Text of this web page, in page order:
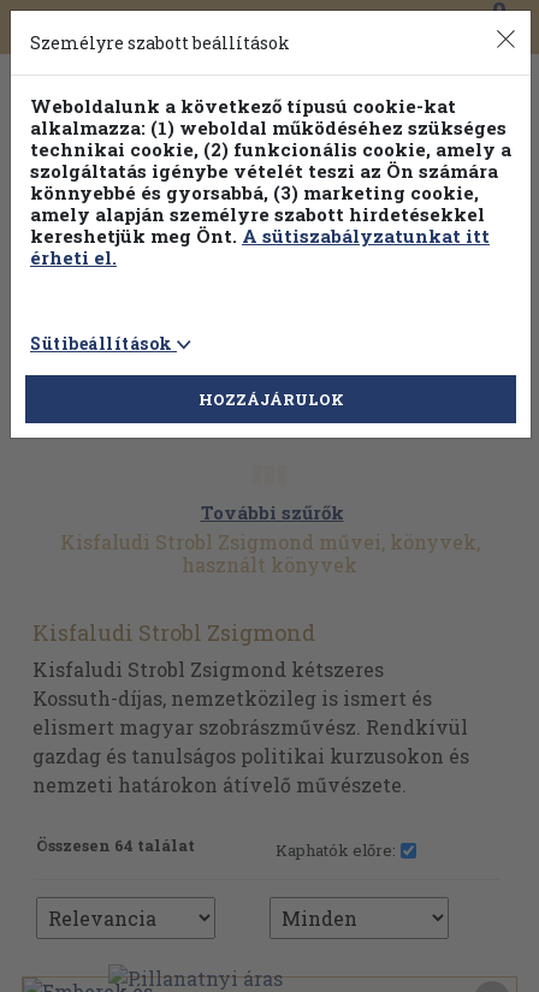
Toggle
navigation
0
További szűrők
Kisfaludi Strobl Zsigmond művei, könyvek,
használt könyvek
Kisfaludi Strobl Zsigmond
Kisfaludi Strobl Zsigmond kétszeres
Kossuth-díjas, nemzetközileg is ismert és
elismert magyar szobrászművész. Rendkívül
gazdag és tanulságos politikai kurzusokon és
nemzeti határokon átívelő művészete.
Összesen 64 találat Kaphatók előre:
Személyre szabott beállítások
Weboldalunk a következő típusú cookie-kat
alkalmazza: (1) weboldal működéséhez szükséges
technikai cookie, (2) funkcionális cookie, amely a
szolgáltatás igénybe vételét teszi az Ön számára
könnyebbé és gyorsabbá, (3) marketing cookie,
amely alapján személyre szabott hirdetésekkel
kereshetjük meg Önt. A sütiszabályzatunkat itt
érheti el.
Sütibeállítások
HOZZÁJÁRULOK